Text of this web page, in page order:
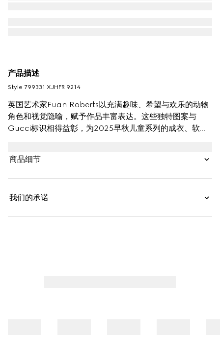
产品描述
Style ‎799331 XJHFR 9214
英国艺术家Euan Roberts以充满趣味、希望与欢乐的动物
角色和视觉隐喻，赋予作品丰富表达。这些独特图案与
Gucci标识相得益彰，为2025早秋儿童系列的成衣、软配
商品细节
我们的承诺